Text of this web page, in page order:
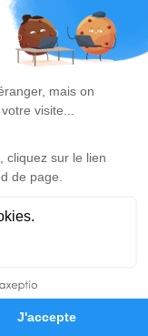
Hommages
des
un lieu
d’Alain
est
hommage
Mémorial